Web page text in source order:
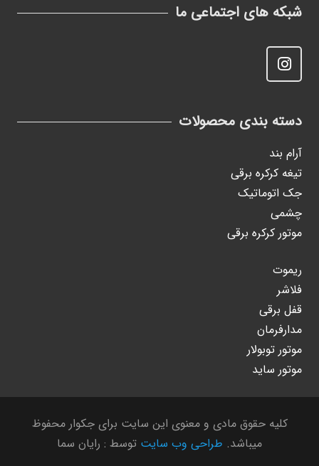
شبکه های اجتماعی ما
دسته بندی محصولات
آرام بند
تیغه کرکره برقی
جک اتوماتیک
چشمی
موتور کرکره برقی
ریموت
فلاشر
قفل برقی
مدارفرمان
موتور توبولار
موتور ساید
کلیه حقوق مادی و معنوی این سایت برای جکوار محفوظ
میباشد. طراحی وب سایت توسط : رایان سما